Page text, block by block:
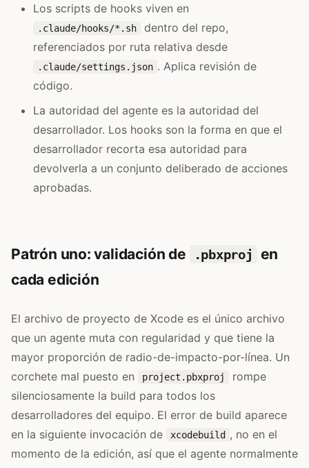
Los scripts de hooks viven en
.claude/hooks/*.sh
dentro del repo,
referenciados por ruta relativa desde
.claude/settings.json . Aplica revisión de
código.
La autoridad del agente es la autoridad del
desarrollador. Los hooks son la forma en que el
desarrollador recorta esa autoridad para
devolverla a un conjunto deliberado de acciones
aprobadas.
Patrón uno: validación de .pbxproj
en
cada edición
El archivo de proyecto de Xcode es el único archivo
que un agente muta con regularidad y que tiene la
mayor proporción de radio-de-impacto-por-línea. Un
corchete mal puesto en
project.pbxproj
rompe
silenciosamente la build para todos los
desarrolladores del equipo. El error de build aparece
en la siguiente invocación de
xcodebuild , no en el
momento de la edición, así que el agente normalmente